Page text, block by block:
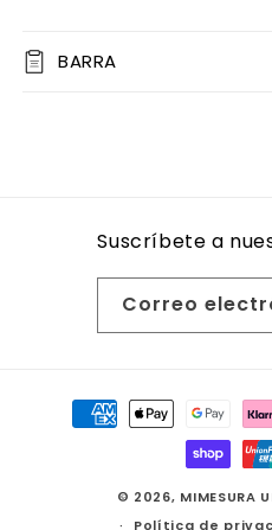
BARRA
Suscríbete a
Correo
Formas
© 2026, MIMESURA
Política de